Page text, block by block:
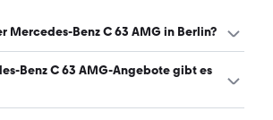
Mercedes-Benz C 63 AMG in Berlin?
einen Mercedes-Benz C 63 AMG in
43.220 € und 66.680 €. (Stand:
Benz C 63 AMG-Angebote gibt es